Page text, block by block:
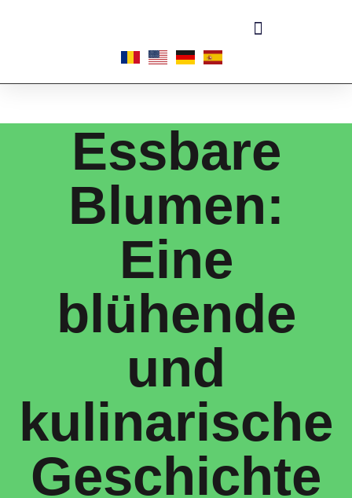
Essbare
Blumen:
Eine
blühende
und
kulinarische
Geschichte